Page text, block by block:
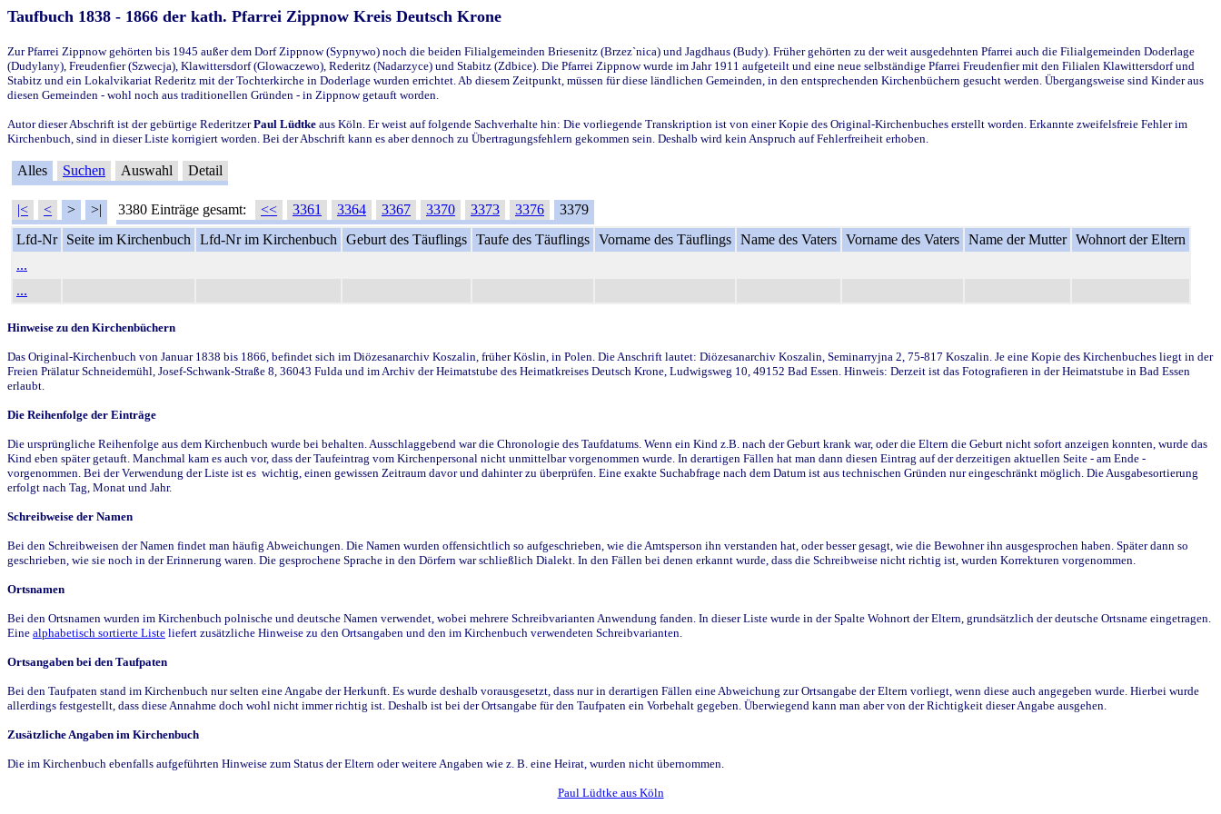
Taufbuch 1838 - 1866 der kath. Pfarrei Zippnow Kreis Deutsch Krone
Zur Pfarrei Zippnow gehörten bis 1945 außer dem Dorf Zippnow (Sypnywo) noch die beiden Filialgemeinden Briesenitz (Brzez`nica) und Jagdhaus (Budy). Früher gehörten zu der weit ausgedehnten Pfarrei auch die Filialgemeinden Doderlage
(Dudylany), Freudenfier (Szwecja), Klawittersdorf (Glowaczewo), Rederitz (Nadarzyce) und Stabitz (Zdbice). Die Pfarrei Zippnow wurde im Jahr 1911 aufgeteilt und eine neue selbständige Pfarrei Freudenfier mit den Filialen Klawittersdorf und
Stabitz und ein Lokalvikariat Rederitz mit der Tochterkirche in Doderlage wurden errichtet. Ab diesem Zeitpunkt, müssen für diese ländlichen Gemeinden, in den entsprechenden Kirchenbüchern gesucht werden. Übergangsweise sind Kinder aus
diesen Gemeinden - wohl noch aus traditionellen Gründen - in Zippnow getauft worden.
Autor dieser Abschrift ist der gebürtige RederitzerPaul Lüdtke aus Köln. Er weist auf folgende Sachverhalte hin: Die vorliegende Transkription ist von einer Kopie des Original-Kirchenbuches erstellt worden. Erkannte zweifelsfreie Fehler im
Kirchenbuch, sind in dieser Liste korrigiert worden. Bei der Abschrift kann es aber dennoch zu Übertragungsfehlern gekommen sein. Deshalb wird kein Anspruch auf Fehlerfreiheit erhoben.
Alles Suchen Auswahl Detail
|< < > >| 3380 Einträge gesamt: << 3361 3364 3367 3370 3373 3376
3379
Lfd-Nr
Seite im Kirchenbuch Lfd-Nr im Kirchenbuch Geburt des Täuflings Taufe des Täuflings Vorname des Täuflings Name des Vaters Vorname des Vaters Name der Mutter Wohnort der Eltern
...
...
Hinweise zu den Kirchenbüchern
Das Original-Kirchenbuch von Januar 1838 bis 1866, befindet sich im Diözesanarchiv Koszalin, früher Köslin, in Polen. Die Anschrift lautet: Diözesanarchiv Koszalin, Seminarryjna 2, 75-817 Koszalin. Je eine Kopie des Kirchenbuches liegt in der
Freien Prälatur Schneidemühl, Josef-Schwank-Straße 8, 36043 Fulda und im Archiv der Heimatstube des Heimatkreises Deutsch Krone, Ludwigsweg 10, 49152 Bad Essen. Hinweis: Derzeit ist das Fotografieren in der Heimatstube in Bad Essen
erlaubt.
Die Reihenfolge der Einträge
Die ursprüngliche Reihenfolge aus dem Kirchenbuch wurde bei behalten. Ausschlaggebend war die Chronologie des Taufdatums. Wenn ein Kind z.B. nach der Geburt krank war, oder die Eltern die Geburt nicht sofort anzeigen konnten, wurde das
Kind eben später getauft. Manchmal kam es auch vor, dass der Taufeintrag vom Kirchenpersonal nicht unmittelbar vorgenommen wurde. In derartigen Fällen hat man dann diesen Eintrag auf der derzeitigen aktuellen Seite - am Ende -
vorgenommen. Bei der Verwendung der Liste ist es wichtig, einen gewissen Zeitraum davor und dahinter zu überprüfen. Eine exakte Suchabfrage nach dem Datum ist aus technischen Gründen nur eingeschränkt möglich. Die Ausgabesortierung
erfolgt nach Tag, Monat und Jahr.
Schreibweise der Namen
Bei den Schreibweisen der Namen findet man häufig Abweichungen. Die Namen wurden offensichtlich so aufgeschrieben, wie die Amtsperson ihn verstanden hat, oder besser gesagt, wie die Bewohner ihn ausgesprochen haben. Später dann so
geschrieben, wie sie noch in der Erinnerung waren. Die gesprochene Sprache in den Dörfern war schließlich Dialekt. In den Fällen bei denen erkannt wurde, dass die Schreibweise nicht richtig ist, wurden Korrekturen vorgenommen.
Ortsnamen
Bei den Ortsnamen wurden im Kirchenbuch polnische und deutsche Namen verwendet, wobei mehrere Schreibvarianten Anwendung fanden. In dieser Liste wurde in der Spalte Wohnort der Eltern, grundsätzlich der deutsche Ortsname eingetragen.
Eine alphabetisch sortierte Liste liefert zusätzliche Hinweise zu den Ortsangaben und den im Kirchenbuch verwendeten Schreibvarianten.
Ortsangaben bei den Taufpaten
Bei den Taufpaten stand im Kirchenbuch nur selten eine Angabe der Herkunft. Es wurde deshalb vorausgesetzt, dass nur in derartigen Fällen eine Abweichung zur Ortsangabe der Eltern vorliegt, wenn diese auch angegeben wurde. Hierbei wurde
allerdings festgestellt, dass diese Annahme doch wohl nicht immer richtig ist. Deshalb ist bei der Ortsangabe für den Taufpaten ein Vorbehalt gegeben. Überwiegend kann man aber von der Richtigkeit dieser Angabe ausgehen.
Zusätzliche Angaben im Kirchenbuch
Die im Kirchenbuch ebenfalls aufgeführten Hinweise zum Status der Eltern oder weitere Angaben wie z. B. eine Heirat, wurden nicht übernommen.
Paul Lüdtke aus Köln